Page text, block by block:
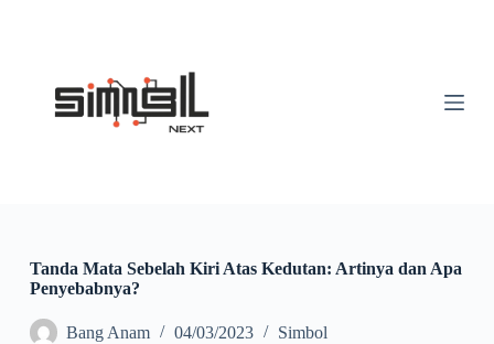
Tanda Mata Sebelah Kiri Atas Kedutan: Artinya dan Apa
Penyebabnya?
Bang Anam 04/03/2023 Simbol